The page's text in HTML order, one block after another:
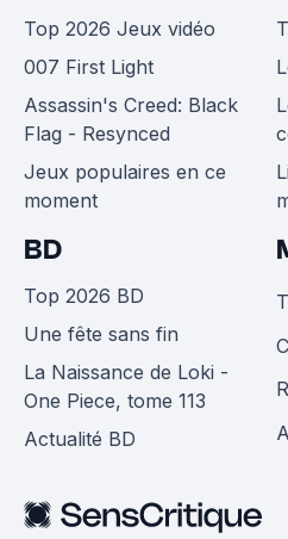
Top 2026 Jeux vidéo
007 First Light
Assassin's Creed: Black
Flag - Resynced
Jeux populaires en ce
moment
BD
Top 2026 BD
Une fête sans fin
La Naissance de Loki -
One Piece, tome 113
Actualité BD